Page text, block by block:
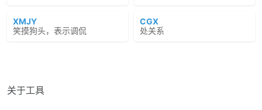
XMJY
笑摸狗头，表示调侃
CGX
处关系
关于工具